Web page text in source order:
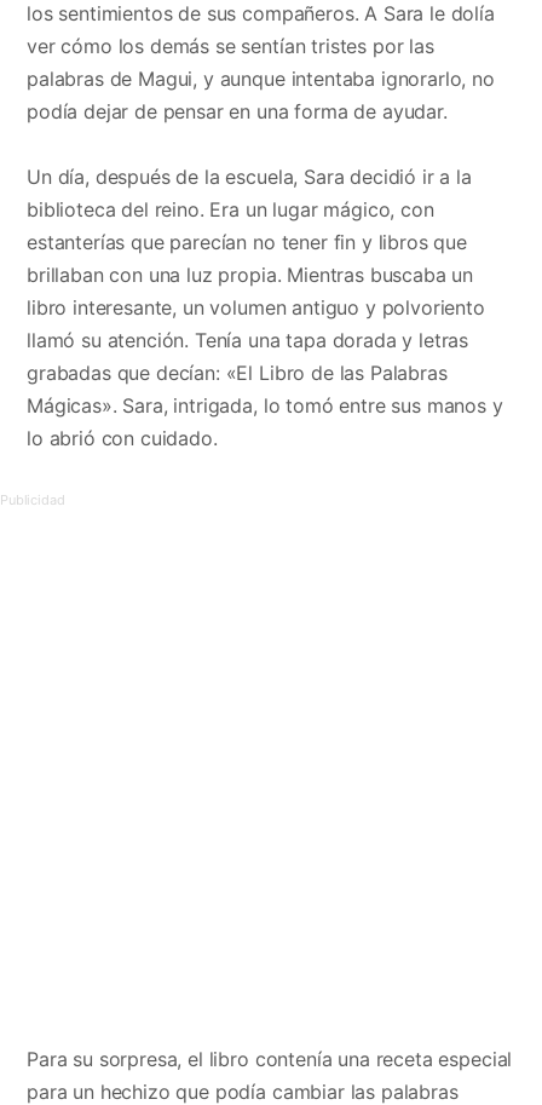
los sentimientos de sus compañeros. A Sara le dolía
ver cómo los demás se sentían tristes por las
palabras de Magui, y aunque intentaba ignorarlo, no
podía dejar de pensar en una forma de ayudar.
Un día, después de la escuela, Sara decidió ir a la
biblioteca del reino. Era un lugar mágico, con
estanterías que parecían no tener fin y libros que
brillaban con una luz propia. Mientras buscaba un
libro interesante, un volumen antiguo y polvoriento
llamó su atención. Tenía una tapa dorada y letras
grabadas que decían: «El Libro de las Palabras
Mágicas». Sara, intrigada, lo tomó entre sus manos y
lo abrió con cuidado.
Para su sorpresa, el libro contenía una receta especial
para un hechizo que podía cambiar las palabras